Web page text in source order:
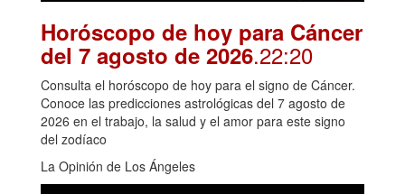
Horóscopo de hoy para Cáncer
del 7 agosto de 2026.22:20
Consulta el horóscopo de hoy para el signo de Cáncer.
Conoce las predicciones astrológicas del 7 agosto de
2026 en el trabajo, la salud y el amor para este signo
del zodíaco
La Opinión de Los Ángeles